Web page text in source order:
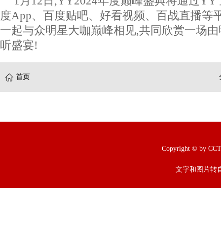
度App、百度贴吧、好看视频、百战直播等
一起与众明星大咖巅峰相见,共同欣赏一场
听盛宴!
首页
Copyright © by
文字和图片转